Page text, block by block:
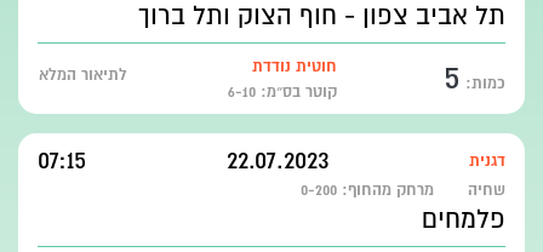
תל אביב צפון - חוף הצוק ותל ברוך
כמות: 5
חוטית נודדת
קוטר בס״מ: 6-10
לתיאור המלא
דגנית 22.07.2023
07:15
שחיה מרחק מהחוף: 0-200
פלמחים